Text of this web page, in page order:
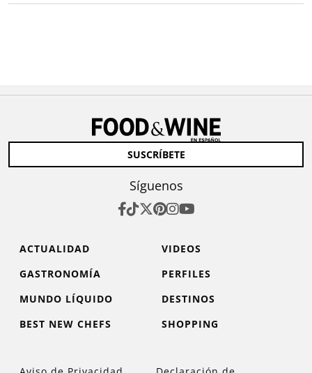
SUSCRÍBETE
Síguenos
ACTUALIDAD
VIDEOS
GASTRONOMÍA
PERFILES
MUNDO LÍQUIDO
DESTINOS
BEST NEW CHEFS
SHOPPING